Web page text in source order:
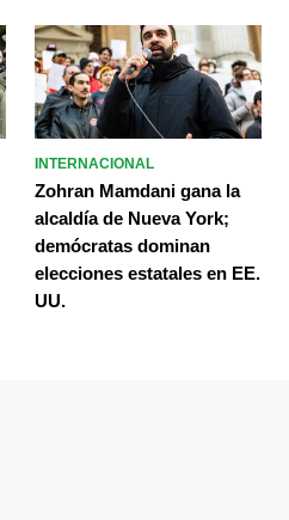
INTERNACIONAL
Zohran Mamdani gana la
alcaldía de Nueva York;
demócratas dominan
elecciones estatales en EE.
UU.